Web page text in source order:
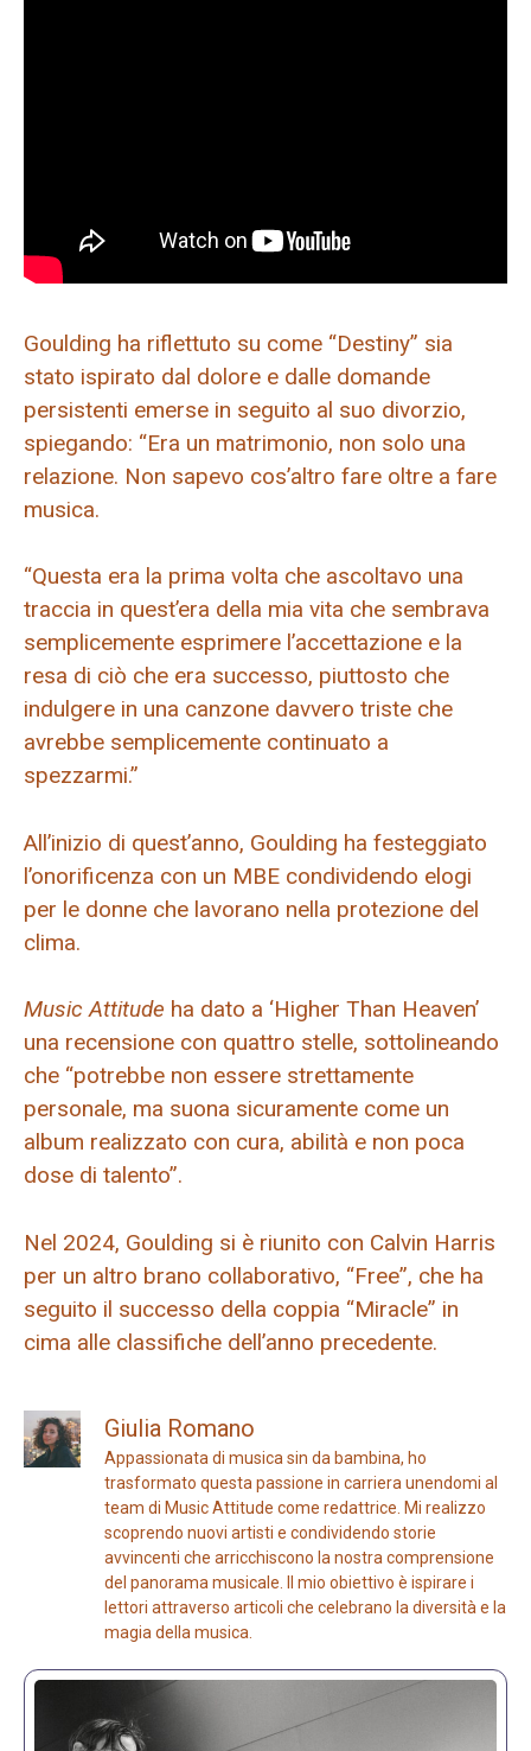
Goulding ha riflettuto su come “Destiny” sia
stato ispirato dal dolore e dalle domande
persistenti emerse in seguito al suo divorzio,
spiegando: “Era un matrimonio, non solo una
relazione. Non sapevo cos’altro fare oltre a fare
musica.
“Questa era la prima volta che ascoltavo una
traccia in quest’era della mia vita che sembrava
semplicemente esprimere l’accettazione e la
resa di ciò che era successo, piuttosto che
indulgere in una canzone davvero triste che
avrebbe semplicemente continuato a
spezzarmi.”
All’inizio di quest’anno, Goulding ha festeggiato
l’onorificenza con un MBE condividendo elogi
per le donne che lavorano nella protezione del
clima.
Music Attitude ha dato a ‘Higher Than Heaven’
una recensione con quattro stelle, sottolineando
che “potrebbe non essere strettamente
personale, ma suona sicuramente come un
album realizzato con cura, abilità e non poca
dose di talento”.
Nel 2024, Goulding si è riunito con Calvin Harris
per un altro brano collaborativo, “Free”, che ha
seguito il successo della coppia “Miracle” in
cima alle classifiche dell’anno precedente.
Giulia Romano
Appassionata di musica sin da bambina, ho
trasformato questa passione in carriera unendomi al
team di Music Attitude come redattrice. Mi realizzo
scoprendo nuovi artisti e condividendo storie
avvincenti che arricchiscono la nostra comprensione
del panorama musicale. Il mio obiettivo è ispirare i
lettori attraverso articoli che celebrano la diversità e la
magia della musica.